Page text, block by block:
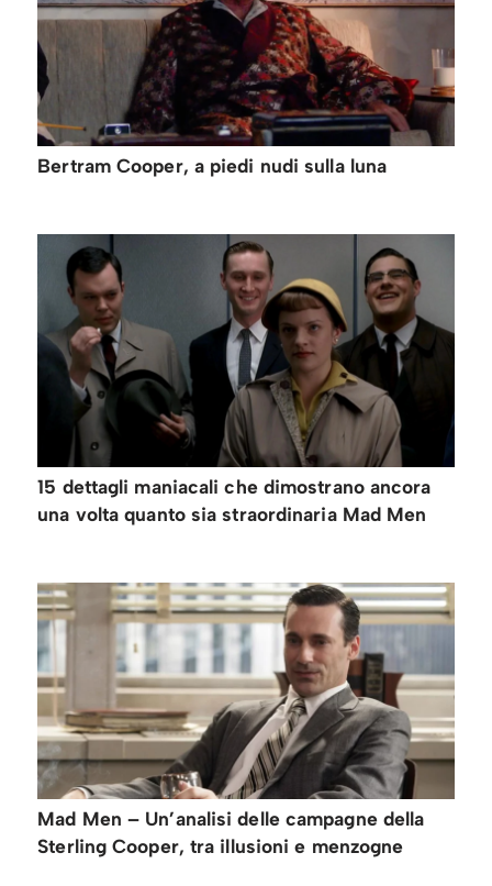
Bertram Cooper, a piedi nudi sulla luna
15 dettagli maniacali che dimostrano ancora
una volta quanto sia straordinaria Mad Men
Mad Men – Un’analisi delle campagne della
Sterling Cooper, tra illusioni e menzogne